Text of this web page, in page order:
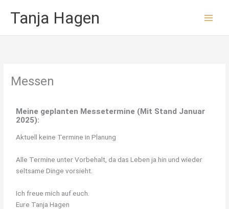
InhaltTanja Hagen
Messen
Meine geplanten Messetermine (Mit Stand Januar
2025):
Aktuell keine Termine in Planung
Alle Termine unter Vorbehalt, da das Leben ja hin und wieder
seltsame Dinge vorsieht.
Ich freue mich auf euch.
Eure Tanja Hagen